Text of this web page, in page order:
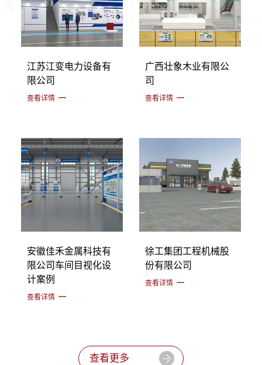
江苏江变电力设备有
限公司
查看详情
广西壮象木业有限公
司
查看详情
安徽佳禾金属科技有
限公司车间目视化设
计案例
查看详情
徐工集团工程机械股
份有限公司
查看详情
查看更多